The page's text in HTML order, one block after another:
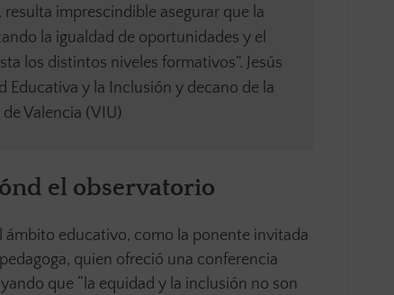
imprescindible asegurar que la
la igualdad de oportunidades y el
los distintos niveles formativos”. Jesús
Educativa y la Inclusión y decano de la
Valencia (VIU)
el observatorio
ámbito educativo, como la ponente invitada
quien ofreció una conferencia
que “la equidad y la inclusión no son